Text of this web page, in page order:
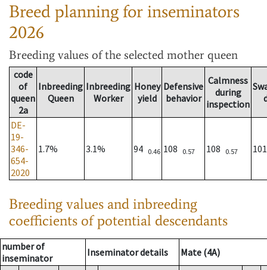
Breed planning for inseminators
2026
Breeding values of the selected mother queen
code
of
queen
2a
Inbreeding
Queen
Inbreeding
Worker
Honey
yield
Defensive
behavior
Calmness
during
inspection
DE-
19-
346-
654-
2020
1.7% 3.1% 94 0.46 108 0.57 108 0.57
Breeding values and inbreeding
coefficients of potential descendants
number of
inseminator
Inseminator details Mate (4A)